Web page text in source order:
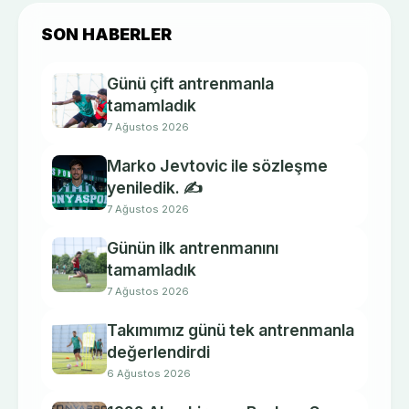
SON HABERLER
Günü çift antrenmanla
tamamladık
7 Ağustos 2026
Marko Jevtovic ile sözleşme
yeniledik. ✍️
7 Ağustos 2026
Günün ilk antrenmanını
tamamladık
7 Ağustos 2026
Takımımız günü tek antrenmanla
değerlendirdi
6 Ağustos 2026